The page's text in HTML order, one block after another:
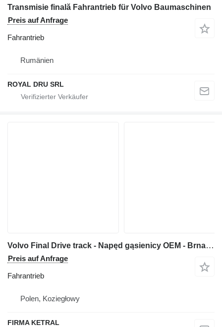
Transmisie finală Fahrantrieb für Volvo Baumaschinen
Preis auf Anfrage
Fahrantrieb
Rumänien
ROYAL DRU SRL
Volvo Final Drive track - Napęd gąsienicy OEM - Brnad Fahrantrieb für Volvo EC290 BLC Bagger
Preis auf Anfrage
Fahrantrieb
Polen, Koziegłowy
FIRMA KETRAL